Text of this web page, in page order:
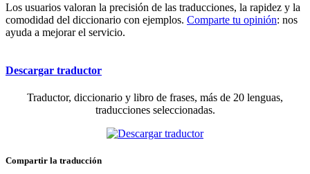
Los usuarios valoran la precisión de las traducciones, la rapidez y la
comodidad del diccionario con ejemplos. Comparte tu opinión: nos
ayuda a mejorar el servicio.
Descargar traductor
Traductor, diccionario y libro de frases, más de 20 lenguas,
traducciones seleccionadas.
Compartir la traducción